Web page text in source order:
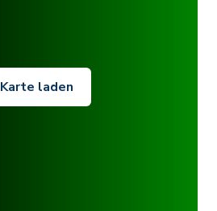
Karte laden